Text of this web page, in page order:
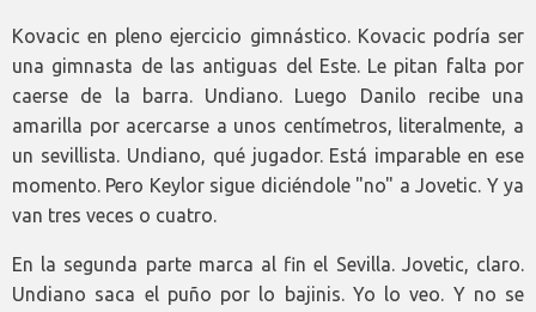
Kovacic en pleno ejercicio gimnástico. Kovacic podría ser
una gimnasta de las antiguas del Este. Le pitan falta por
caerse de la barra. Undiano. Luego Danilo recibe una
amarilla por acercarse a unos centímetros, literalmente, a
un sevillista. Undiano, qué jugador. Está imparable en ese
momento. Pero Keylor sigue diciéndole "no" a Jovetic. Y ya
van tres veces o cuatro.
En la segunda parte marca al fin el Sevilla. Jovetic, claro.
Undiano saca el puño por lo bajinis. Yo lo veo. Y no se